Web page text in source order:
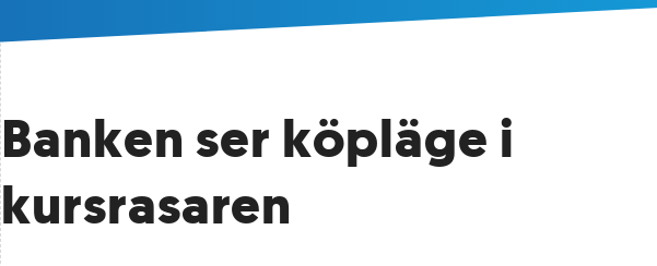
Banken ser köpläge i
kursrasaren